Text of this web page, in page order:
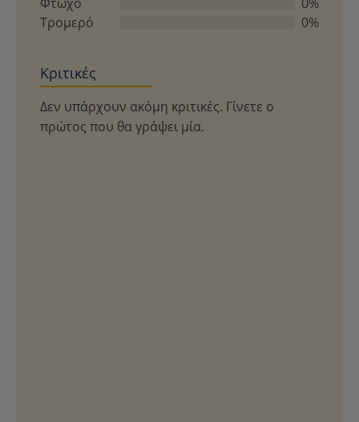
Τρομερό
0%
Κριτικές
Δεν υπάρχουν ακόμη κριτικές. Γίνετε ο
πρώτος που θα γράψει μία.